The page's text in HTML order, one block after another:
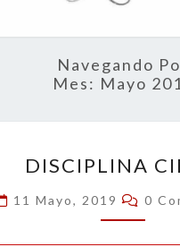
Navegando
Mes: Mayo
CIEGA
DISCIPLINA
11 Mayo, 2019 0